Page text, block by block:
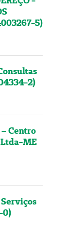
5)
2)
Centro
ME
0)